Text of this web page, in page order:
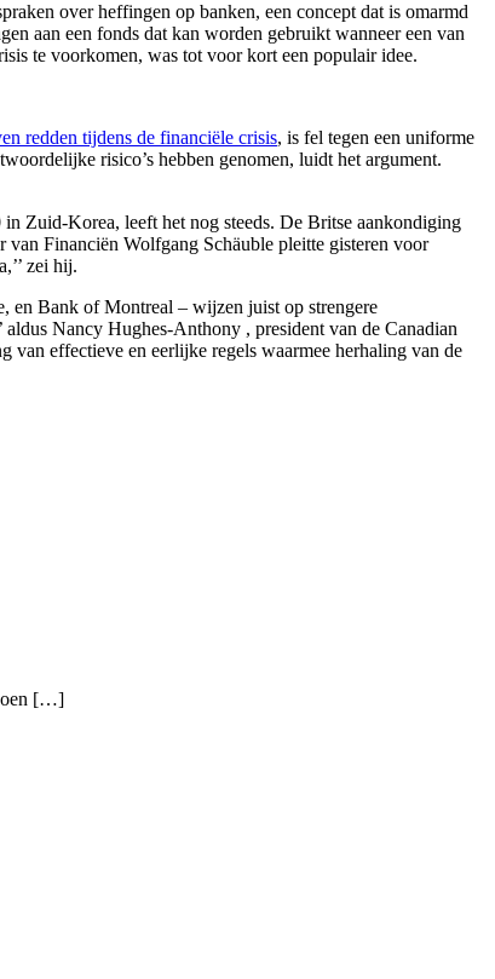
over heffingen op banken, een concept dat is omarmd
aan een fonds dat kan worden gebruikt wanneer een van
te voorkomen, was tot voor kort een populair idee.
redden tijdens de financiële crisis, is fel tegen een uniforme
risico’s hebben genomen, luidt het argument.
Zuid-Korea, leeft het nog steeds. De Britse aankondiging
Financiën Wolfgang Schäuble pleitte gisteren voor
zei hij.
en Bank of Montreal – wijzen juist op strengere
aldus Nancy Hughes-Anthony , president van de Canadian
effectieve en eerlijke regels waarmee herhaling van de
[…]